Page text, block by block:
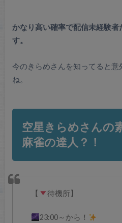
かなり高い確率で配信未経験者
す。
今のきらめさんを知ってると意
ね。
空星きらめさんの
麻雀の達人？！
【 待機所】
23:00～から！